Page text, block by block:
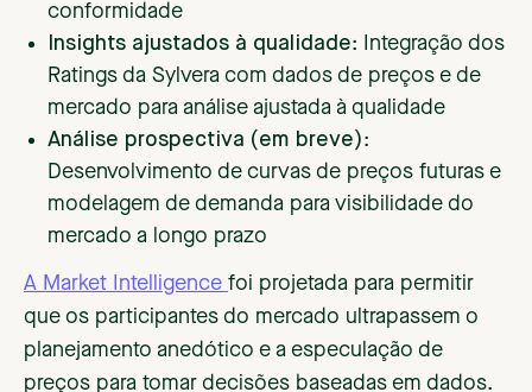
conformidade
Insights ajustados à qualidade: Integração dos
Ratings da Sylvera com dados de preços e de
mercado para análise ajustada à qualidade
Análise prospectiva (em breve):
Desenvolvimento de curvas de preços futuras e
modelagem de demanda para visibilidade do
mercado a longo prazo
A Market Intelligence foi projetada para permitir
que os participantes do mercado ultrapassem o
planejamento anedótico e a especulação de
preços para tomar decisões baseadas em dados.